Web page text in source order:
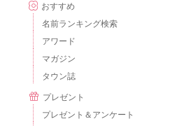
おすすめ
名前ランキング検索
アワード
マガジン
タウン誌
プレゼント
プレゼント＆アンケート